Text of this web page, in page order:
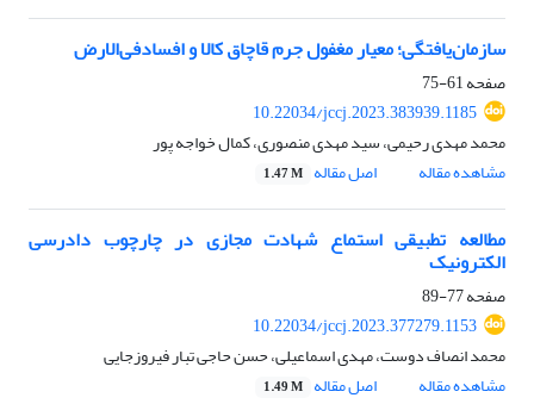
سازمان‌یافتگی؛ معیار مغفول جرم قاچاق کالا و افسادفی‌الارض
صفحه61-75
10.22034/jccj.2023.383939.1185
محمد مهدی رحیمی، سید مهدی منصوری، کمال خواجه پور
مشاهده مقاله
اصل مقاله 1.47 M
مطالعه تطبیقی استماع شهادت مجازی در چارچوب دادرسی
الکترونیک
صفحه77-89
10.22034/jccj.2023.377279.1153
محمد انصاف دوست، مهدی اسماعیلی، حسن حاجی تبار فیروزجایی
مشاهده مقاله
اصل مقاله 1.49 M